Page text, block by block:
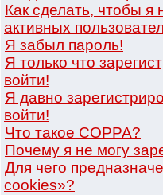
Как сделать, чтобы я
активных
Я забыл пароль!
Я только что
войти!
Я давно
войти!
Что такое COPPA?
Почему я не могу
Для чего
cookies»?